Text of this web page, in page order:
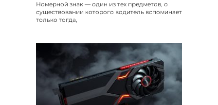
Номерной знак — один из тех предметов, о
существовании которого водитель вспоминает
только тогда,